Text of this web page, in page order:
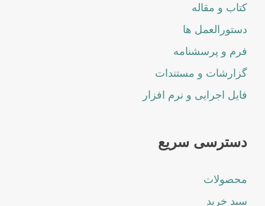
کتاب و مقاله
دستورالعمل ها
فرم و پرسشنامه
گزارشات و مستندات
فایل اجرایی و نرم افزار
دسترسی سریع
محصولات
سبد خرید